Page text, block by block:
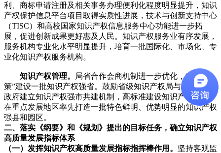
利、商标申请注册及相关事务办理便利化程度明显提升，知识
产权保护信息平台项目取得实质性进展，技术与创新支持中心
（TISC）和高校国家知识产权信息服务中心功能进一步拓
展，促进创新成果更好惠及人民。知识产权服务业有序发展，
服务机构专业化水平明显提升，培育一批国际化、市场化、专
业化知识产权服务机构。
——知识产权管理。
局省合作会商机制进一步优化，“一省一
策”建设一批知识产权强省。鼓励省级知识产权局与城市人民
政府建立知识产权强市共建机制，高标准建设知识产权强市。
在重点发展地区率先打造一批特色鲜明、优势明显的知识产权
强县和园区。
二、落实《纲要》和《规划》提出的目标任务，确立知识产权
高质量发展指标体系
（一）发挥知识产权高质量发展指标指挥棒作用。 坚持客观监